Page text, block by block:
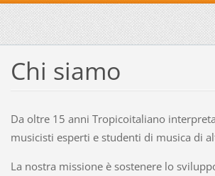
Chi siamo
Da oltre 15 anni Tropicoitaliano
musicisti esperti e studenti di musica di
La nostra missione è sostenere lo